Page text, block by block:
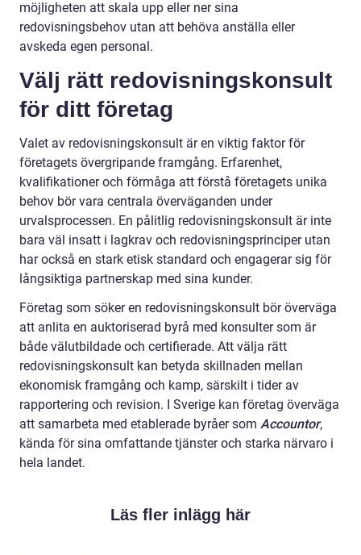
möjligheten att skala upp eller ner sina
redovisningsbehov utan att behöva anställa eller
avskeda egen personal.
Välj rätt redovisningskonsult
för ditt företag
Valet av redovisningskonsult är en viktig faktor för
företagets övergripande framgång. Erfarenhet,
kvalifikationer och förmåga att förstå företagets unika
behov bör vara centrala överväganden under
urvalsprocessen. En pålitlig redovisningskonsult är inte
bara väl insatt i lagkrav och redovisningsprinciper utan
har också en stark etisk standard och engagerar sig för
långsiktiga partnerskap med sina kunder.
Företag som söker en redovisningskonsult bör överväga
att anlita en auktoriserad byrå med konsulter som är
både välutbildade och certifierade. Att välja rätt
redovisningskonsult kan betyda skillnaden mellan
ekonomisk framgång och kamp, särskilt i tider av
rapportering och revision. I Sverige kan företag överväga
att samarbeta med etablerade byråer som Accountor,
kända för sina omfattande tjänster och starka närvaro i
hela landet.
Läs fler inlägg här